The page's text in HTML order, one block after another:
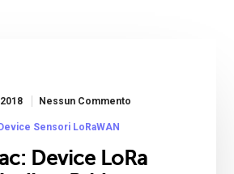
Nessun Commento
Device Sensori LoRaWAN
Device LoRa